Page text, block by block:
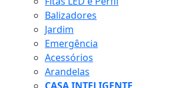
Balizadores
Jardim
Emergência
Acessórios
Arandelas